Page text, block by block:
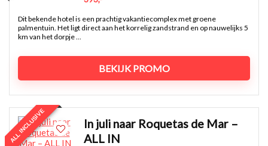
Dit bekende hotel is een prachtig vakantiecomplex met groene
palmentuin. Het ligt direct aan het korrelig zandstrand en op nauwelijks 5
km van het dorpje ...
BEKIJK PROMO
ALL INCLUSIVE
In juli naar Roquetas de Mar –
ALL IN